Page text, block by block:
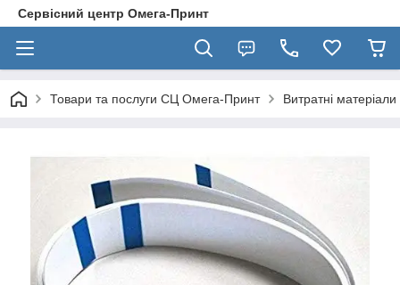
Сервісний центр Омега-Принт
Товари та послуги СЦ Омега-Принт Витратні